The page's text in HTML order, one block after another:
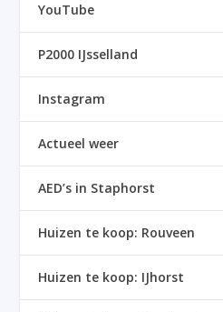
YouTube
P2000 IJsselland
Instagram
Actueel weer
AED’s in Staphorst
Huizen te koop: Rouveen
Huizen te koop: IJhorst